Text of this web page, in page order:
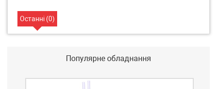
Останні (0)
Популярне обладнання